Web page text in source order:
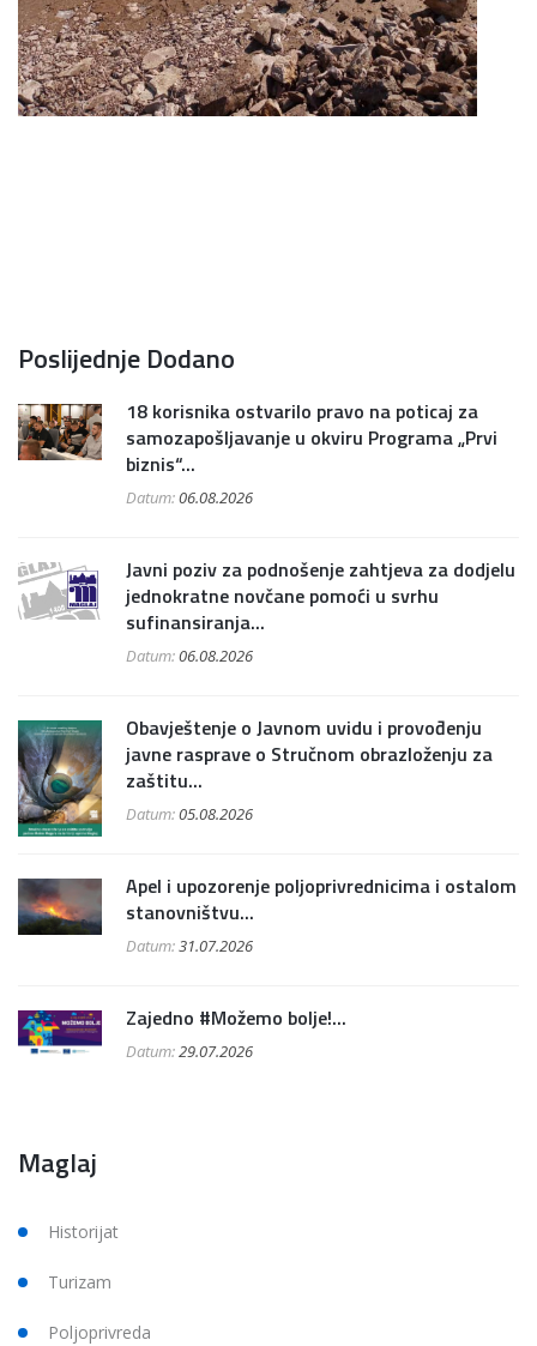
Poslijednje Dodano
18 korisnika ostvarilo pravo na poticaj za
samozapošljavanje u okviru Programa „Prvi
biznis“...
Datum:06.08.2026
Javni poziv za podnošenje zahtjeva za dodjelu
jednokratne novčane pomoći u svrhu
sufinansiranja...
Datum:06.08.2026
Obavještenje o Javnom uvidu i provođenju
javne rasprave o Stručnom obrazloženju za
zaštitu...
Datum:05.08.2026
Apel i upozorenje poljoprivrednicima i ostalom
stanovništvu...
Datum:31.07.2026
Zajedno #Možemo bolje!...
Datum:29.07.2026
Maglaj
Historijat
Turizam
Poljoprivreda